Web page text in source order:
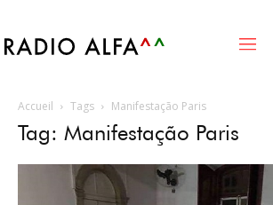
Accueil Tags Manifestação Paris
Tag: Manifestação Paris